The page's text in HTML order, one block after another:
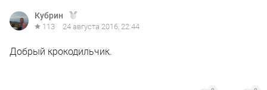
Кубрин
113 24 августа 2016, 22:44
Добрый крокодильчик.